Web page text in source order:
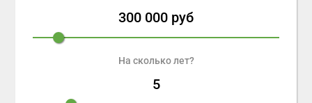
300 000 руб
На сколько лет?
5